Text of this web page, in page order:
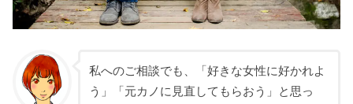
私へのご相談でも、「好きな女性に好かれよ
う」「元カノに見直してもらおう」と思っ